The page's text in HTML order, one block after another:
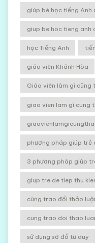
giúp bé học tiếng Anh
giup be hoc tieng anh
học Tiếng Anh
giáo viên Khánh Hòa
Giáo viên làm gì cũng
giao vien lam gì cung
phương pháp giúp trẻ
3 phương pháp giúp
giup tre de tiep thu
cùng trao đổi thảo
cung trao doi thao
sử dụng sơ đồ tư duy